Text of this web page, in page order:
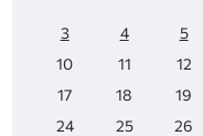
3
4 5
10
11 12
17
18 19
24
25 26